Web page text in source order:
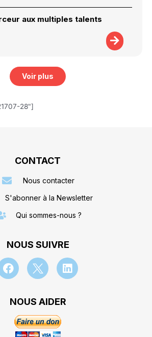
aux multiples talents
Voir plus
28"]
CONTACT
Nous contacter
S'abonner à la Newsletter
Qui sommes-nous ?
NOUS SUIVRE
NOUS AIDER